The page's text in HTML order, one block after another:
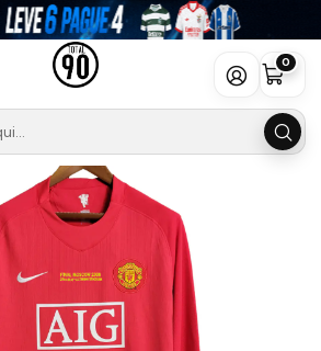
0
Premier League
Manchester United
UCL 07/08 Retro - Manga Comprida